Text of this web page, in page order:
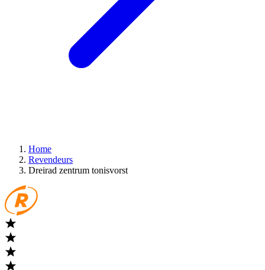
Home
Revendeurs
Dreirad zentrum tonisvorst